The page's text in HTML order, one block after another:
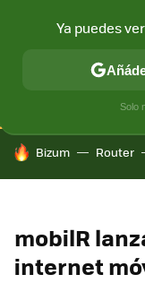
CONECTIVIDAD
HOY SE HABLA DE
Bizum Router
mobilR
internet
Ya puedes
Solo